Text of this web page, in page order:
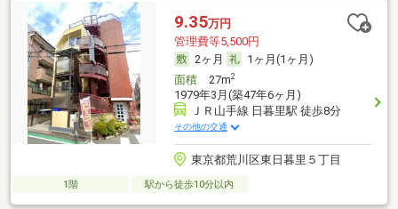
9.35万円
管理費等5,500円
2ヶ月
1ヶ月(1ヶ月)
面積27m2
1979年3月(築47年6ヶ月)
ＪＲ山手線 日暮里駅 徒歩8分
その他の交通
東京都荒川区東日暮里５丁目
1階 駅から徒歩10分以内